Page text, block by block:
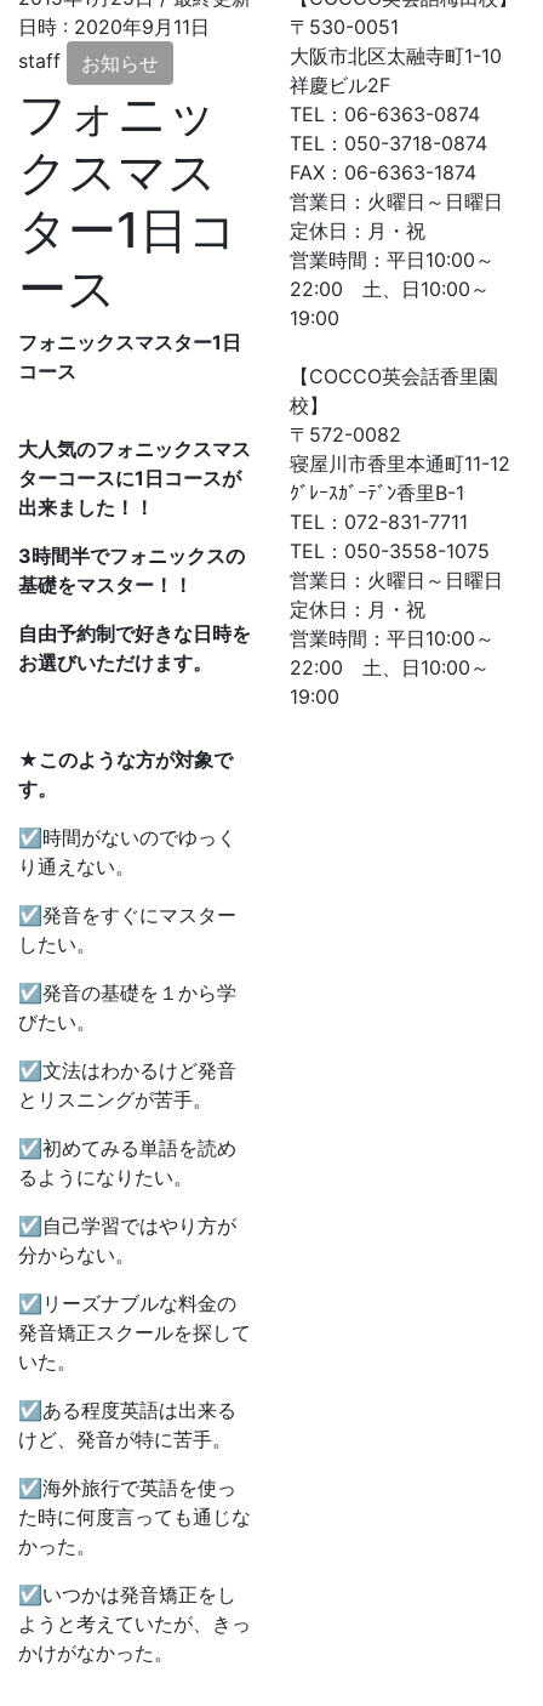
日時 : 2020年9月11日
staff
お知らせ
フォニッ
クスマス
ター1日コ
ース
フォニックスマスター1 日
コース
大人気のフォニックスマス
ターコースに1 日コースが
出来ました！！
3時間半でフォニックスの
基礎をマスター！！
自由予約制で好きな日時を
お選びいただけます。
★このような方が対象で
す。
☑時間がないのでゆっく
り通えない。
☑発音をすぐにマスター
したい。
☑発音の基礎を１から学
びたい。
☑文法はわかるけど発音
とリスニングが苦手。
☑初めてみる単語を読め
るようになりたい。
☑自己学習ではやり方が
分からない。
☑リーズナブルな料金の
発音矯正スクールを探して
いた。
☑ある程度英語は出来る
けど、発音が特に苦手。
☑海外旅行で英語を使っ
た時に何度言っても通じな
かった。
☑いつかは発音矯正をし
ようと考えていたが、きっ
かけがなかった。
〒530-0051
大阪市北区太融寺町1-10
祥慶ビル2F
TEL：06-6363-0874
TEL：050-3718-0874
FAX：06-6363-1874
営業日：火曜日～日曜日
定休日：月・祝
営業時間：平日10:00～
22:00 土、日10:00～
19:00
【COCCO英会話香里園
校】
〒572-0082
寝屋川市香里本通町11-12
ｸﾞﾚｰｽｶﾞｰﾃﾞﾝ香里B-1
TEL：072-831-7711
TEL：050-3558-1075
営業日：火曜日～日曜日
定休日：月・祝
営業時間：平日10:00～
22:00 土、日10:00～
19:00